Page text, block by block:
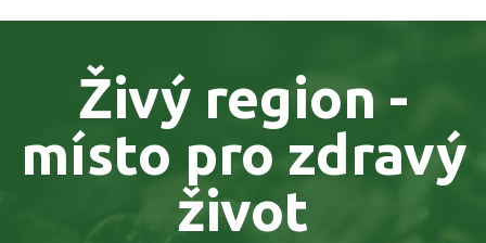
Živý region -
místo pro zdravý
život